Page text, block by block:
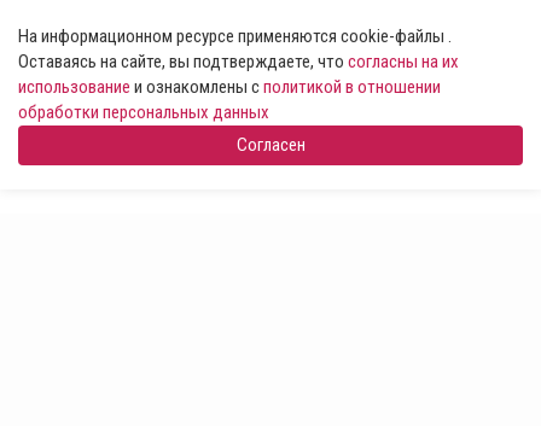
На информационном ресурсе применяются cookie-файлы .
Оставаясь на сайте, вы подтверждаете, что согласны на их
использование и ознакомлены сполитикой в отношении
обработки персональных данных
Согласен